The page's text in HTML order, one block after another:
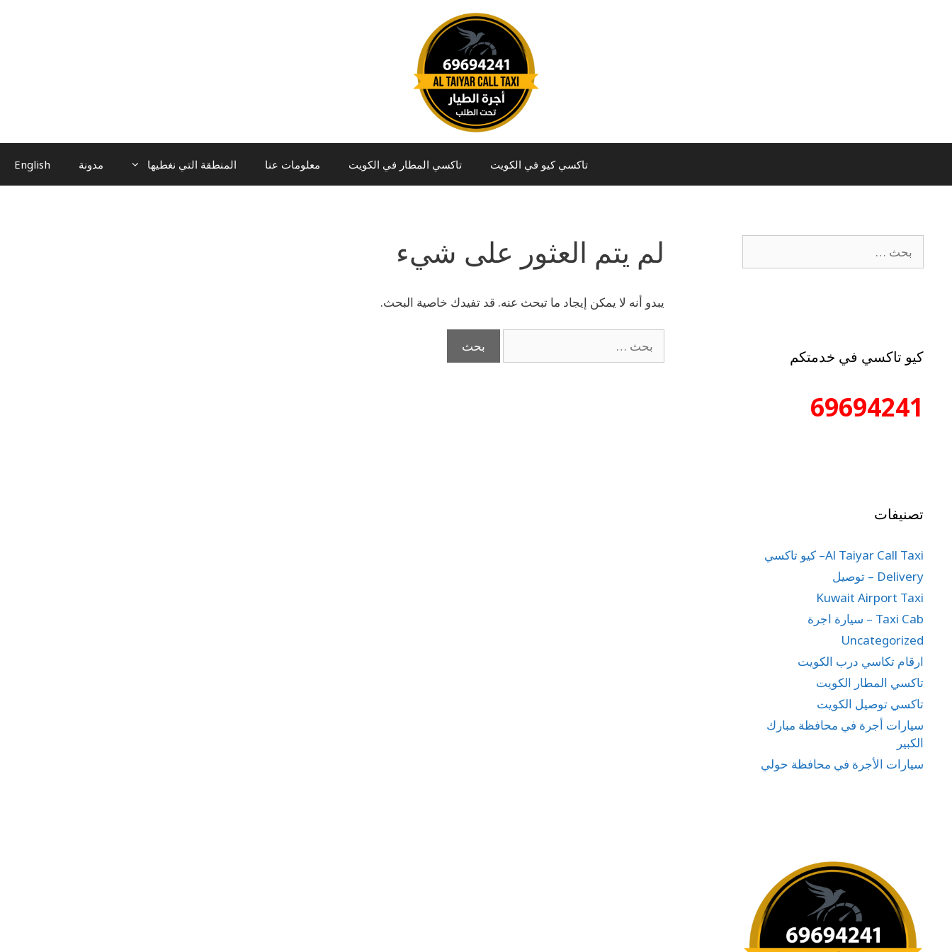
تاكسي كيو في الكويت تاكسي المطار في الكويت معلومات عنا المنطقة التي نغطيها مدونة English
لم يتم العثور على شيء
يبدو أنه لا يمكن إيجاد ما تبحث عنه. قد تفيدك خاصية البحث.
كيو تاكسي في خدمتكم
69694241
تصنيفات
Al Taiyar Call Taxi– كيو تاكسي
Delivery – توصيل
Kuwait Airport Taxi
Taxi Cab – سيارة اجرة
Uncategorized
ارقام تكاسي درب الكويت
تاكسي المطار الكويت
تاكسي توصيل الكويت
سيارات أجرة في محافظة مبارك
الكبير
سيارات الأجرة في محافظة حولي